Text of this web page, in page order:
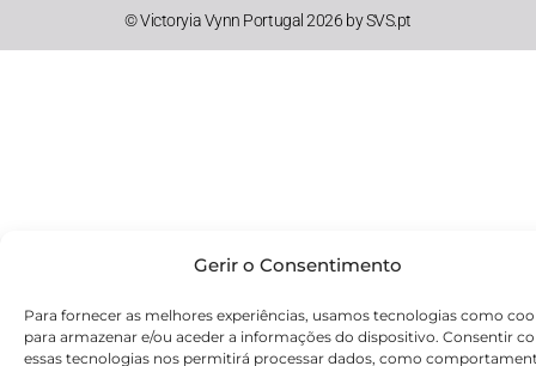
Gerir o Consentimento
Para fornecer as melhores experiências, usamos tecnologias como
para armazenar e/ou aceder a informações do dispositivo. Consentir
essas tecnologias nos permitirá processar dados, como
© Victoryia Vynn Portugal 2026 by SVS.pt